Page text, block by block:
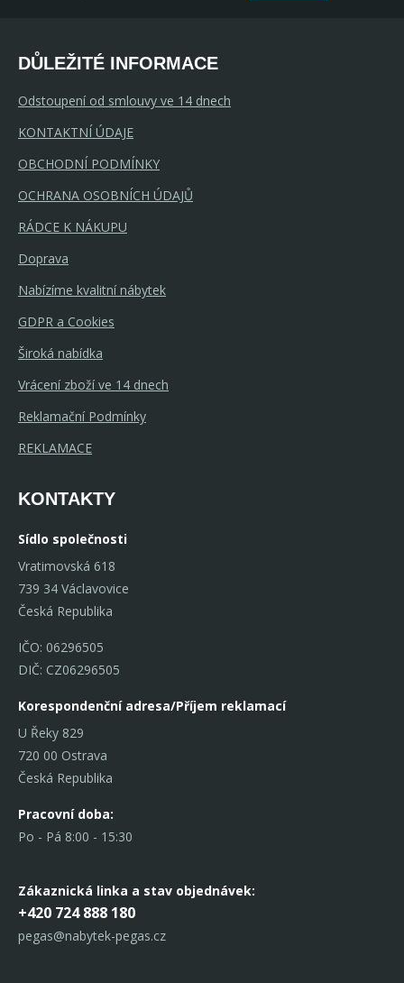
DŮLEŽITÉ INFORMACE
Odstoupení od smlouvy ve 14 dnech
KONTAKTNÍ ÚDAJE
OBCHODNÍ PODMÍNKY
OCHRANA OSOBNÍCH ÚDAJŮ
RÁDCE K NÁKUPU
Doprava
Nabízíme kvalitní nábytek
GDPR a Cookies
Široká nabídka
Vrácení zboží ve 14 dnech
Reklamační Podmínky
REKLAMACE
KONTAKTY
Sídlo společnosti
Vratimovská 618
739 34 Václavovice
Česká Republika
IČO: 06296505
DIČ: CZ06296505
Korespondenční adresa/Příjem reklamací
U Řeky 829
720 00 Ostrava
Česká Republika
Pracovní doba:
Po - Pá 8:00 - 15:30
Zákaznická linka a stav objednávek:
+420 724 888 180
pegas@nabytek-pegas.cz